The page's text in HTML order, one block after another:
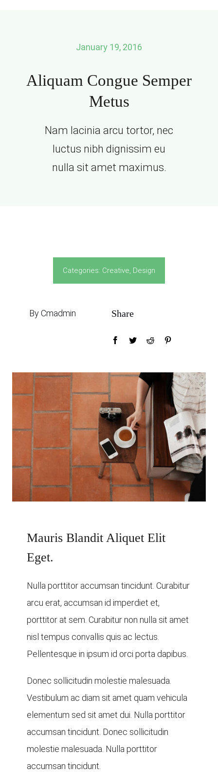
January 19, 2016
Aliquam Congue Semper
Metus
Nam lacinia arcu tortor, nec
luctus nibh dignissim eu
nulla sit amet maximus.
Categories: Creative, Design
By Cmadmin Share
Mauris Blandit Aliquet Elit
Eget.
Nulla porttitor accumsan tincidunt. Curabitur
arcu erat, accumsan id imperdiet et,
porttitor at sem. Curabitur non nulla sit amet
nisl tempus convallis quis ac lectus.
Pellentesque in ipsum id orci porta dapibus.
Donec sollicitudin molestie malesuada.
Vestibulum ac diam sit amet quam vehicula
elementum sed sit amet dui. Nulla porttitor
accumsan tincidunt. Donec sollicitudin
molestie malesuada. Nulla porttitor
accumsan tincidunt.